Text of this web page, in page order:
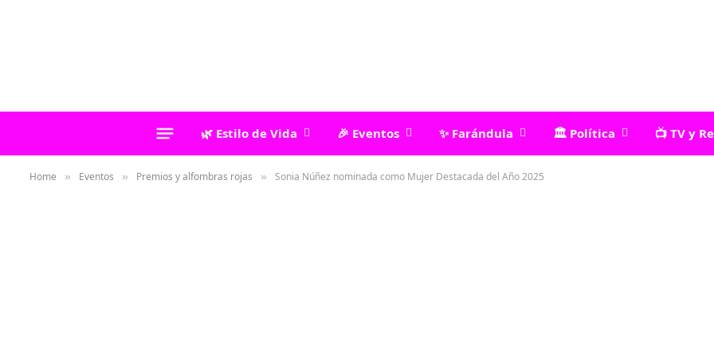
🌿 Estilo de Vida 🎉 Eventos ✨ Farándula 🏛️ Política 📺 TV y
Home » Eventos » Premios y alfombras rojas » Sonia Núñez nominada como Mujer Destacada del Año 2025